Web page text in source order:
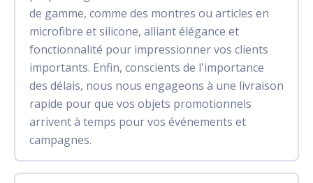
de gamme, comme des montres ou articles en
microfibre et silicone, alliant élégance et
fonctionnalité pour impressionner vos clients
importants. Enfin, conscients de l'importance
des délais, nous nous engageons à une livraison
rapide pour que vos objets promotionnels
arrivent à temps pour vos événements et
campagnes.